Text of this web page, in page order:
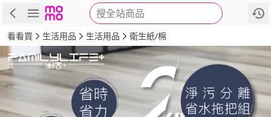
搜全站商品
商品 評價 詳情
看看買 生活用品 生活用品 衛生紙/棉